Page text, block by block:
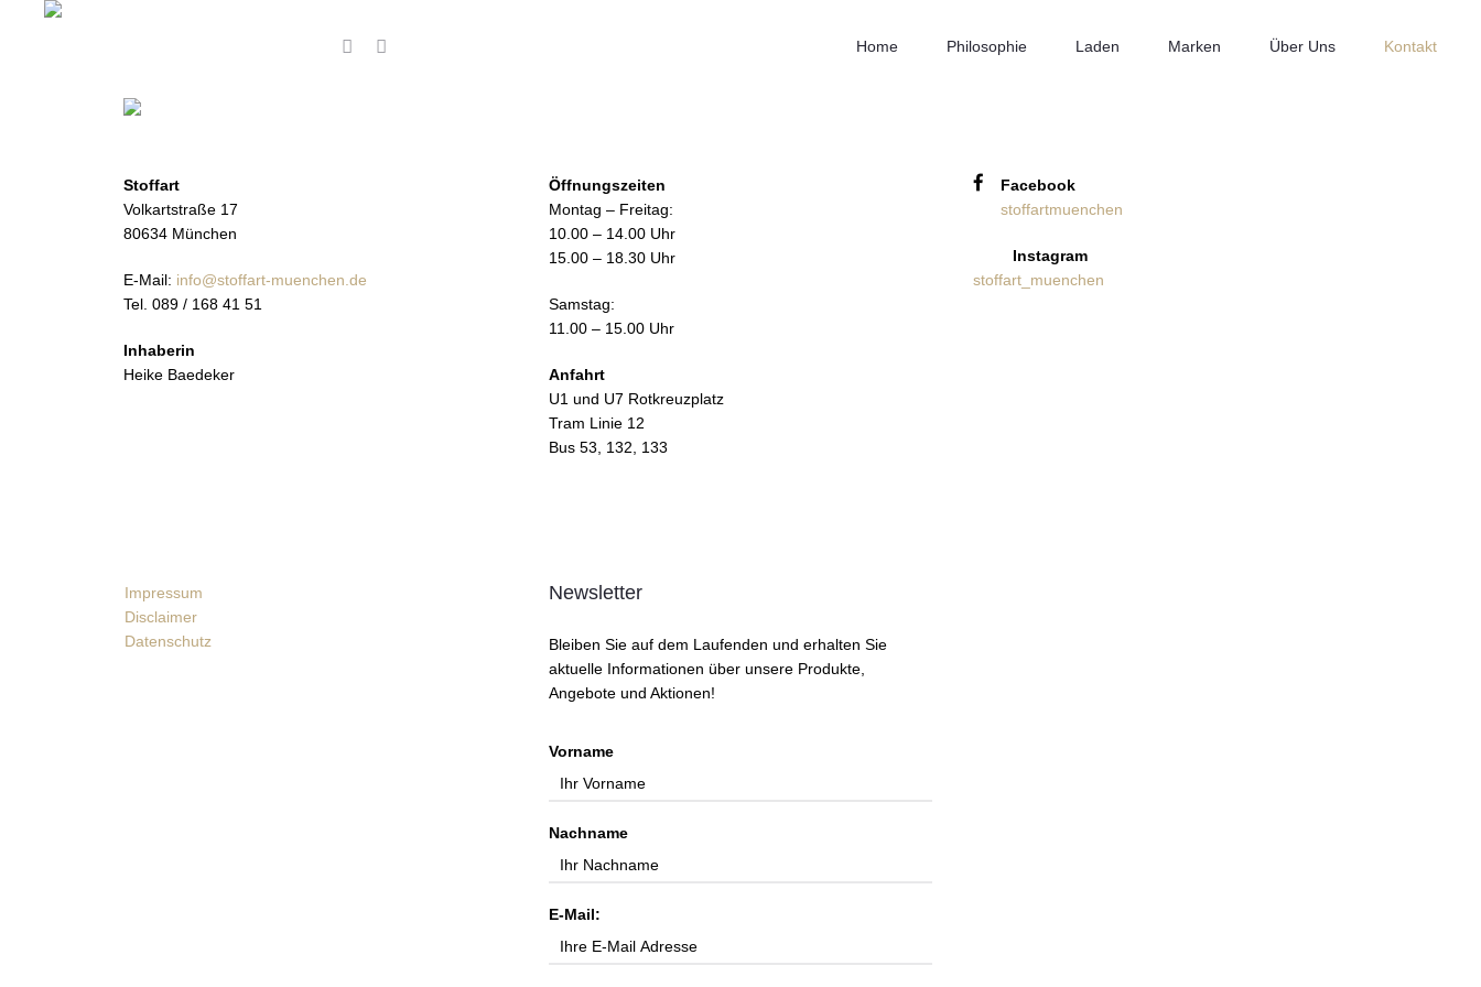
Home Philosophie Laden Marken Über Uns Kontakt
Stoffart
Volkartstraße 17
80634 München
E-Mail: info@stoffart-muenchen.de
Tel. 089 / 168 41 51
Inhaberin
Heike Baedeker
Öffnungszeiten
Montag – Freitag:
10.00 – 14.00 Uhr
15.00 – 18.30 Uhr
Samstag:
11.00 – 15.00 Uhr
Anfahrt
U1 und U7 Rotkreuzplatz
Tram Linie 12
Bus 53, 132, 133
Facebook
stoffartmuenchen
Instagram
stoffart_muenchen
Impressum
Disclaimer
Datenschutz
Newsletter
Bleiben Sie auf dem Laufenden und erhalten Sie
aktuelle Informationen über unsere Produkte,
Angebote und Aktionen!
Vorname
Nachname
E-Mail: